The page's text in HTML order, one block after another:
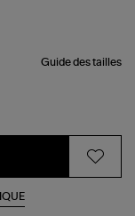
Guide des tailles